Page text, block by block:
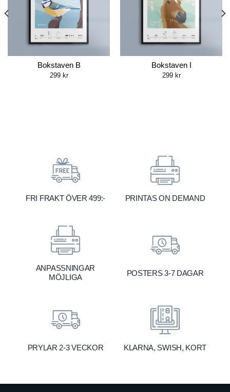
Bokstaven B
299 kr
Bokstaven I
299 kr
FRI FRAKT ÖVER 499:- PRINTAS ON DEMAND
ANPASSNINGAR
MÖJLIGA
POSTERS 3-7 DAGAR
PRYLAR 2-3 VECKOR KLARNA, SWISH, KORT